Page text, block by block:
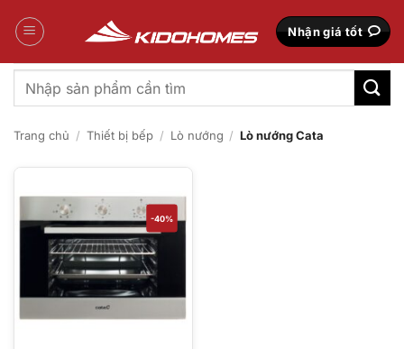
qua
Nhận giá tốt
Tìm
kiếm:
Trang chủ / Thiết bị bếp / Lò nướng / Lò nướng Cata
-40%